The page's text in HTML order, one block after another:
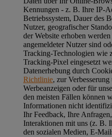
Kennungen - z. B. Ihre IP-
Betriebssystem, Dauer des
Nutzer, geografischer
der Website erhoben
angemeldeter Nutzer sind
Tracking-Technologien
Tracking-Pixel eingesetzt
Datenerhebung durch
Richtlinie, zur
Werbeanzeigen oder für
den meisten Fällen können
Informationen nicht
Ihr Feedback, Ihre
Interaktionen mit uns (z. B.
den sozialen Medien, E-